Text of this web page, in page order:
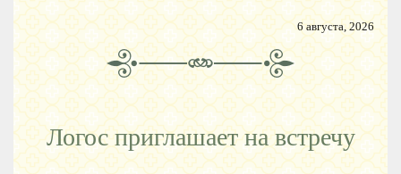
6 августа, 2026
Логос приглашает на встречу